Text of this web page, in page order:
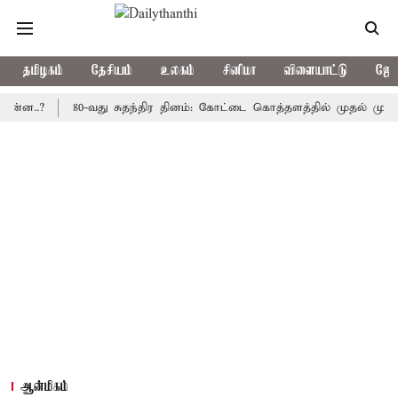
தமிழகம் தேசியம் உலகம் சினிமா விளையாட்டு
80-வது சுதந்திர தினம்: கோட்டை கொத்தளத்தில் முதல் முறையாக
ஆன்மிகம்